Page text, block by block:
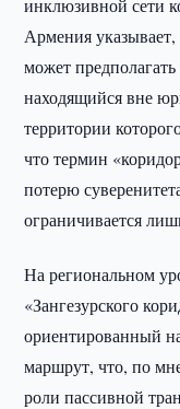
инклюзивной сети
Армения
может
находящийся вне
территории
что термин
потерю
ограничивается
На региональном
«Зангезурского
ориентированный
маршрут, что, по
роли пассивной